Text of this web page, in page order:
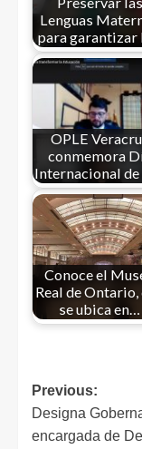
Lenguas
para garantizar
OPLE
conmemora
Internacional
Conoce el
Real de Ontario,
se ubica en…
Previous:
Designa
encargada de